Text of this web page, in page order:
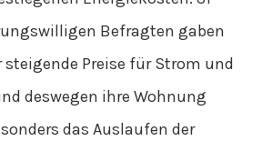
Befragten gaben
steigende Preise für Strom und
deswegen ihre Wohnung
das Auslaufen der